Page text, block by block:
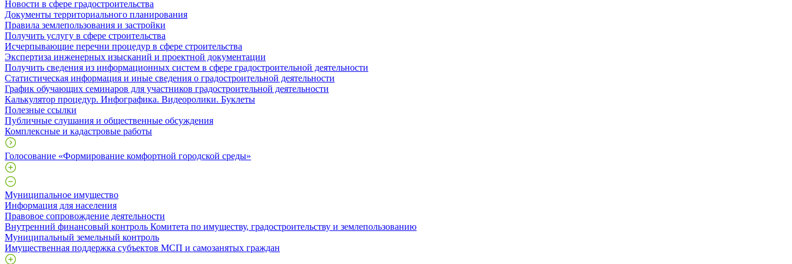
Новости в сфере градостроительства
Документы территориального планирования
Правила землепользования и застройки
Получить услугу в сфере строительства
Исчерпывающие перечни процедур в сфере строительства
Экспертиза инженерных изысканий и проектной документации
Получить сведения из информационных систем в сфере градостроительной деятельности
Статистическая информация и иные сведения о градостроительной деятельности
График обучающих семинаров для участников градостроительной деятельности
Калькулятор процедур. Инфографика. Видеоролики. Буклеты
Полезные ссылки
Публичные слушания и общественные обсуждения
Комплексные и кадастровые работы
Голосование «Формирование комфортной городской среды»
Муниципальное имущество
Информация для населения
Правовое сопровождение деятельности
Внутренний финансовый контроль Комитета по имуществу, градостроительству и землепользованию
Муниципальный земельный контроль
Имущественная поддержка субъектов МСП и самозанятых граждан